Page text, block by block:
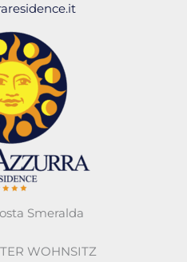
Smeralda
WOHNSITZ